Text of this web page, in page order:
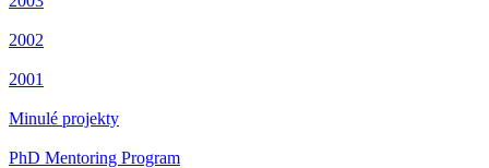
2002
2001
Minulé projekty
PhD Mentoring Program